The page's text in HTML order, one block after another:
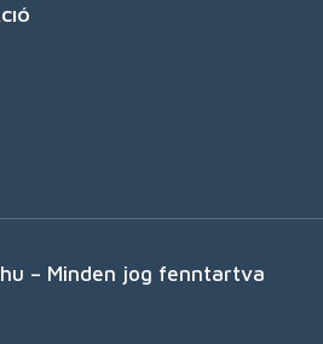
– Minden jog fenntartva